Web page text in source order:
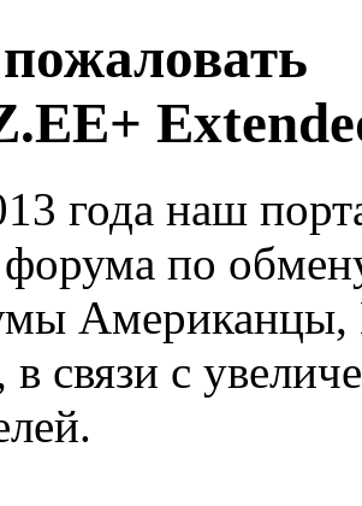
года наш
форума по
связи с